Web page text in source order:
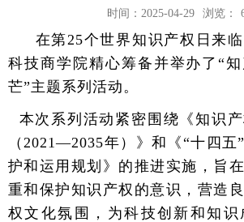
时间：2025-04-29 浏览：
在第25个世界知识产权日来
科技商学院精心筹备并举办了“
芒”主题系列活动。
本次系列活动紧密围绕《知识
（ 2021—2035年）》和《“十四五”
护和运用规划》的推进实施，旨
重和保护知识产权的意识，营造
权文化氛围，为科技创新和知识